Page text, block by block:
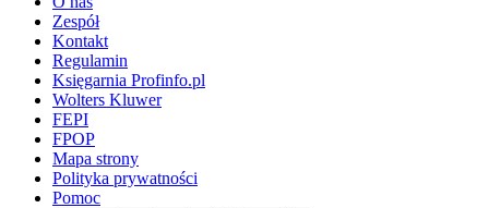
Zespół
Kontakt
Regulamin
Księgarnia Profinfo.pl
Wolters Kluwer
FEPI
FPOP
Mapa strony
Polityka prywatności
Pomoc